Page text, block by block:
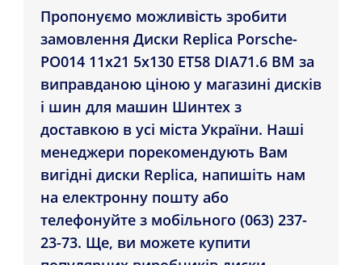
Пропонуємо можливість зробити
замовлення Диски Replica Porsche-
PO014 11x21 5x130 ET58 DIA71.6 BM за
виправданою ціною у магазині дисків
і шин для машин Шинтех з
доставкою в усі міста України. Наші
менеджери порекомендують Вам
вигідні диски Replica, напишіть нам
на електронну пошту або
телефонуйте з мобільного (063) 237-
23-73. Ще, ви можете купити